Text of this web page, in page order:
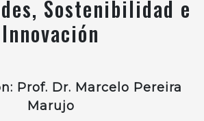
Sostenibilidad e
Innovación
Prof. Dr. Marcelo Pereira
Marujo